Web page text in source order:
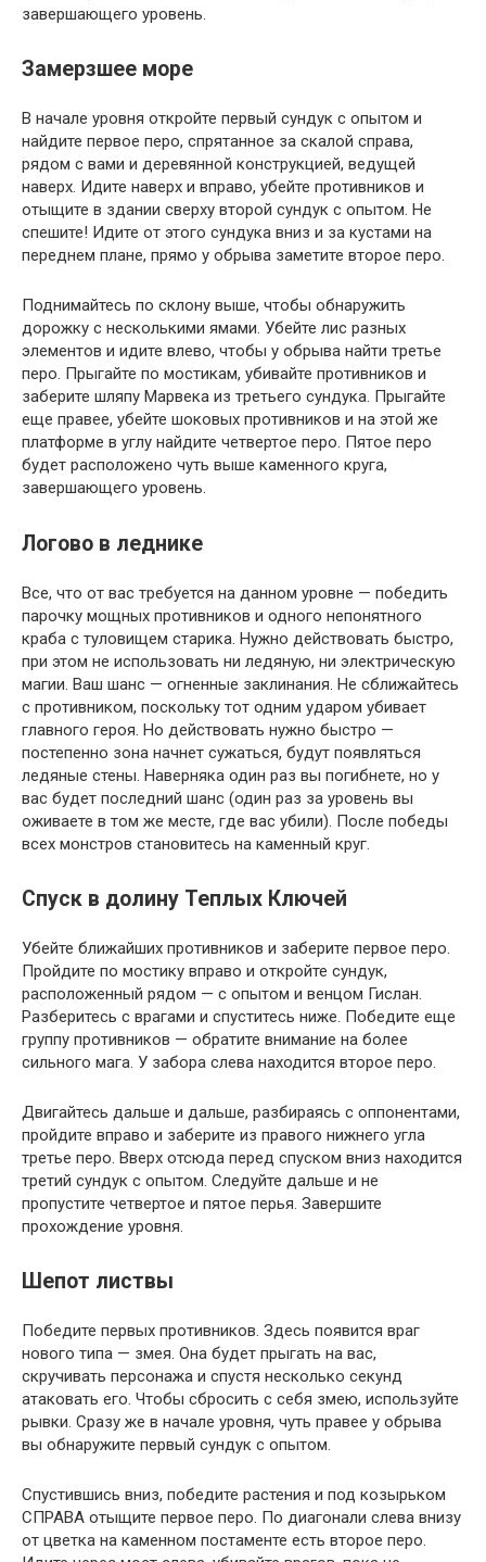
завершающего уровень.
Замерзшее море
В начале уровня откройте первый сундук с опытом и
найдите первое перо, спрятанное за скалой справа,
рядом с вами и деревянной конструкцией, ведущей
наверх. Идите наверх и вправо, убейте противников и
отыщите в здании сверху второй сундук с опытом. Не
спешите! Идите от этого сундука вниз и за кустами на
переднем плане, прямо у обрыва заметите второе перо.
Поднимайтесь по склону выше, чтобы обнаружить
дорожку с несколькими ямами. Убейте лис разных
элементов и идите влево, чтобы у обрыва найти третье
перо. Прыгайте по мостикам, убивайте противников и
заберите шляпу Марвека из третьего сундука. Прыгайте
еще правее, убейте шоковых противников и на этой же
платформе в углу найдите четвертое перо. Пятое перо
будет расположено чуть выше каменного круга,
завершающего уровень.
Логово в леднике
Все, что от вас требуется на данном уровне — победить
парочку мощных противников и одного непонятного
краба с туловищем старика. Нужно действовать быстро,
при этом не использовать ни ледяную, ни электрическую
магии. Ваш шанс — огненные заклинания. Не сближайтесь
с противником, поскольку тот одним ударом убивает
главного героя. Но действовать нужно быстро —
постепенно зона начнет сужаться, будут появляться
ледяные стены. Наверняка один раз вы погибнете, но у
вас будет последний шанс (один раз за уровень вы
оживаете в том же месте, где вас убили). После победы
всех монстров становитесь на каменный круг.
Спуск в долину Теплых Ключей
Убейте ближайших противников и заберите первое перо.
Пройдите по мостику вправо и откройте сундук,
расположенный рядом — с опытом и венцом Гислан.
Разберитесь с врагами и спуститесь ниже. Победите еще
группу противников — обратите внимание на более
сильного мага. У забора слева находится второе перо.
Двигайтесь дальше и дальше, разбираясь с оппонентами,
пройдите вправо и заберите из правого нижнего угла
третье перо. Вверх отсюда перед спуском вниз находится
третий сундук с опытом. Следуйте дальше и не
пропустите четвертое и пятое перья. Завершите
прохождение уровня.
Шепот листвы
Победите первых противников. Здесь появится враг
нового типа — змея. Она будет прыгать на вас,
скручивать персонажа и спустя несколько секунд
атаковать его. Чтобы сбросить с себя змею, используйте
рывки. Сразу же в начале уровня, чуть правее у обрыва
вы обнаружите первый сундук с опытом.
Спустившись вниз, победите растения и под козырьком
СПРАВА отыщите первое перо. По диагонали слева внизу
от цветка на каменном постаменте есть второе перо.